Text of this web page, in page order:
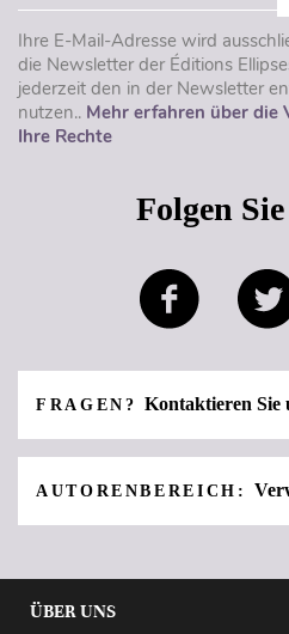
Ihre E-Mail-Adresse wird
die Newsletter der Éditions
jederzeit den in der Newsletter
nutzen.. Mehr erfahren über die
Ihre Rechte
Folgen
FRAGEN?Kontaktieren Sie
AUTORENBEREICH:
ÜBER UNS